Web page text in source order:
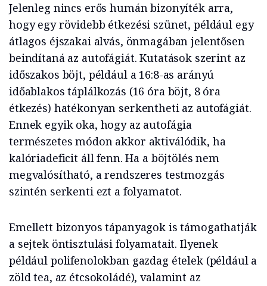
Jelenleg nincs erős humán bizonyíték arra,
hogy egy rövidebb étkezési szünet, például egy
átlagos éjszakai alvás, önmagában jelentősen
beindítaná az autofágiát. Kutatások szerint az
időszakos böjt, például a 16:8-as arányú
időablakos táplálkozás (16 óra böjt, 8 óra
étkezés) hatékonyan serkentheti az autofágiát.
Ennek egyik oka, hogy az autofágia
természetes módon akkor aktiválódik, ha
kalóriadeficit áll fenn. Ha a böjtölés nem
megvalósítható, a rendszeres testmozgás
szintén serkenti ezt a folyamatot.
Emellett bizonyos tápanyagok is támogathatják
a sejtek öntisztulási folyamatait. Ilyenek
például polifenolokban gazdag ételek (például a
zöld tea, az étcsokoládé), valamint az